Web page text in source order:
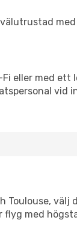
eller med
vid
välj
med